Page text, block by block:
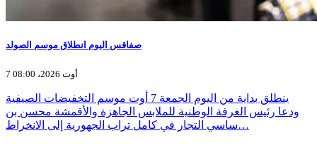
صفاقس اليوم انطلاق موسم الصولد
7 أوت 2026، 08:00
ينطلق بداية من اليوم الجمعة 7 أوت موسم التخفيضات الصيفية
ودعا رئيس الغرفة الوطنية للملابس الجاهزة والأقمشة محسن بن
ساسي التجار في كامل تراب الجهورية إلى الانخراط…